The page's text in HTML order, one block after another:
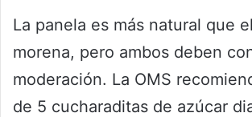
La panela es más natural que
morena, pero ambos deben
moderación. La OMS
de 5 cucharaditas de azúcar